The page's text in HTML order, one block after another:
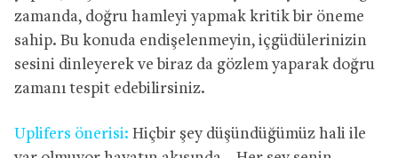
zamanda, doğru hamleyi yapmak kritik bir öneme
sahip. Bu konuda endişelenmeyin, içgüdülerinizin
sesini dinleyerek ve biraz da gözlem yaparak doğru
zamanı tespit edebilirsiniz.
Uplifers önerisi: Hiçbir şey düşündüğümüz hali ile